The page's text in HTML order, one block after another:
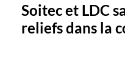
Soitec et LDC
reliefs dans la